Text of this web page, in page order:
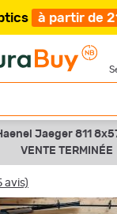
partir de 219€ /
Jaeger 811
VENTE TERMINÉE
avis)